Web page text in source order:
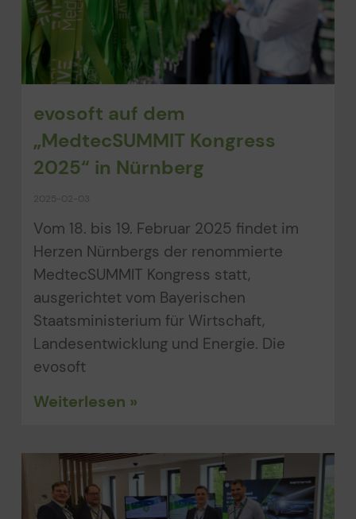
evosoft auf dem
„MedtecSUMMIT Kongress
2025“ in Nürnberg
2025-02-03
Vom 18. bis 19. Februar 2025 findet im
Herzen Nürnbergs der renommierte
MedtecSUMMIT Kongress statt,
ausgerichtet vom Bayerischen
Staatsministerium für Wirtschaft,
Landesentwicklung und Energie. Die
evosoft
Weiterlesen »